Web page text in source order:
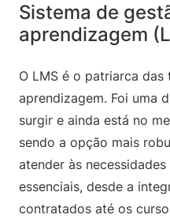
Sistema de
aprendizagem
O LMS é o patriarca das
aprendizagem. Foi uma
surgir e ainda está no
sendo a opção mais
atender às
essenciais, desde a
contratados até os